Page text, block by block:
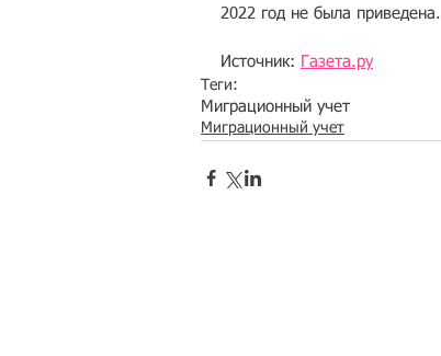
2022 год не была приведена.
Источник: Газета.ру
Теги:
Миграционный учет
Миграционный учет